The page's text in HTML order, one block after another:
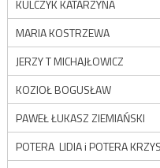
KULCZYK KATARZYNA
MARIA KOSTRZEWA
JERZY T MICHAJŁOWICZ
KOZIOŁ BOGUSŁAW
PAWEŁ ŁUKASZ ZIEMIAŃSKI
POTERA LIDIA i POTERA